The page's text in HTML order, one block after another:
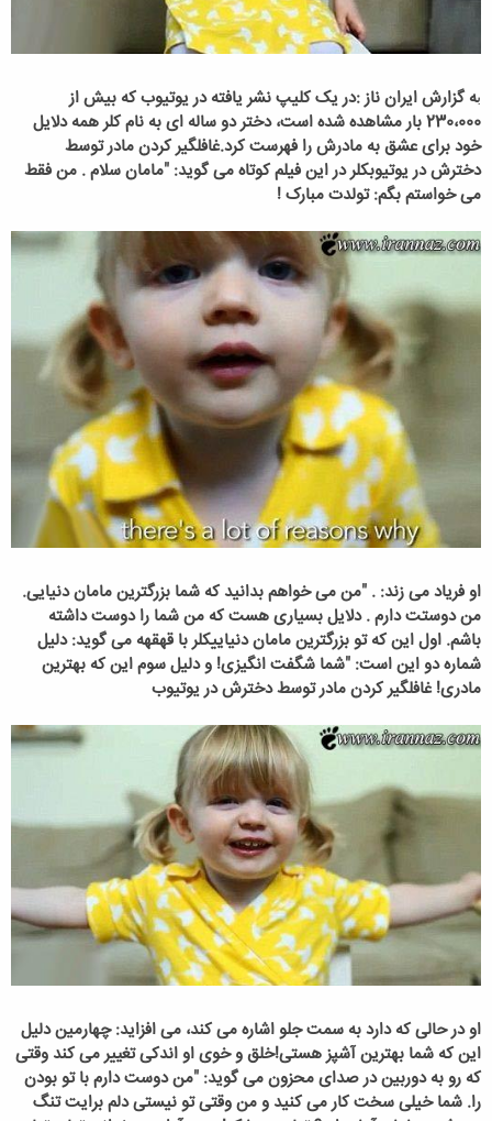
به گزارش ایران ناز :در یک کلیپ نشر یافته در یوتیوب که بیش از
230،000 بار مشاهده شده است، دختر دو ساله ای به نام کلر همه دلایل
خود برای عشق به مادرش را فهرست کرد.غافلگیر کردن مادر توسط
دخترش در یوتیوبکلر در این فیلم کوتاه می گوید: "مامان سلام . من فقط
می خواستم بگم: تولدت مبارک !
او فریاد می زند: . "من می خواهم بدانید که شما بزرگترین مامان دنیایی.
من دوستت دارم . دلایل بسیاری هست که من شما را دوست داشته
باشم. اول این که تو بزرگترین مامان دنیاییکلر با قهقهه می گوید: دلیل
شماره دو این است: "شما شگفت انگیزی! و دلیل سوم این که بهترین
مادری! غافلگیر کردن مادر توسط دخترش در یوتیوب
او در حالی که دارد به سمت جلو اشاره می کند، می افزاید: چهارمین دلیل
این که شما بهترین آشپز هستی!خلق و خوی او اندکی تغییر می کند وقتی
که رو به دوربین در صدای محزون می گوید: "من دوست دارم با تو بودن
را. شما خیلی سخت کار می کنید و من وقتی تو نیستی دلم برایت تنگ